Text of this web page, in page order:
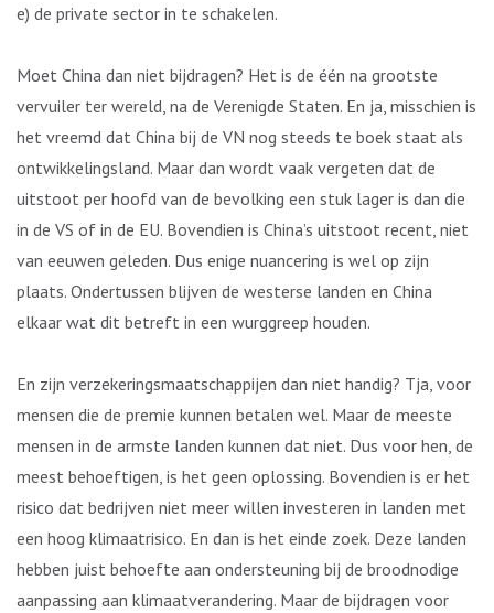
e) de private sector in te schakelen.
Moet China dan niet bijdragen? Het is de één na grootste
vervuiler ter wereld, na de Verenigde Staten. En ja, misschien is
het vreemd dat China bij de VN nog steeds te boek staat als
ontwikkelingsland. Maar dan wordt vaak vergeten dat de
uitstoot per hoofd van de bevolking een stuk lager is dan die
in de VS of in de EU. Bovendien is China’s uitstoot recent, niet
van eeuwen geleden. Dus enige nuancering is wel op zijn
plaats. Ondertussen blijven de westerse landen en China
elkaar wat dit betreft in een wurggreep houden.
En zijn verzekeringsmaatschappijen dan niet handig? Tja, voor
mensen die de premie kunnen betalen wel. Maar de meeste
mensen in de armste landen kunnen dat niet. Dus voor hen, de
meest behoeftigen, is het geen oplossing. Bovendien is er het
risico dat bedrijven niet meer willen investeren in landen met
een hoog klimaatrisico. En dan is het einde zoek. Deze landen
hebben juist behoefte aan ondersteuning bij de broodnodige
aanpassing aan klimaatverandering. Maar de bijdragen voor